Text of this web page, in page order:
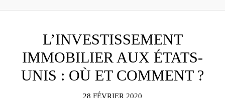
L’INVESTISSEMENT
IMMOBILIER AUX ÉTATS-
UNIS : OÙ ET COMMENT ?
28 FÉVRIER 2020